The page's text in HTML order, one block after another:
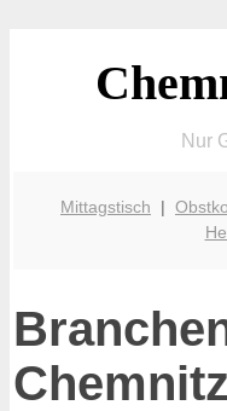
Nur
Mittagstisch |
Chemnitz